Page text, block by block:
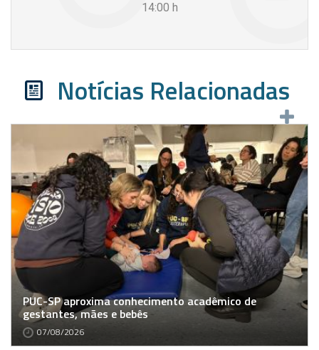
14:00 h
Notícias Relacionadas
PUC-SP aproxima conhecimento acadêmico de
gestantes, mães e bebês
07/08/2026